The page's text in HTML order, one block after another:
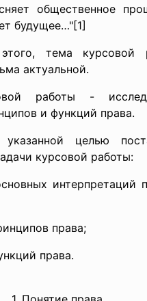
общественное
будущее…"[1]
тема курсовой
актуальной.
работы -
и функций права.
целью
курсовой работы:
интерпретаций
права;
права.